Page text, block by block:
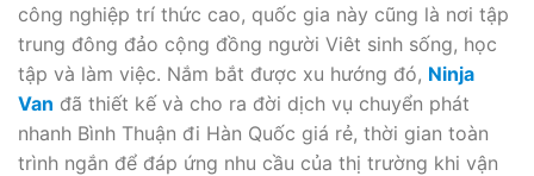
công nghiệp trí thức cao, quốc gia này cũng là nơi tập
trung đông đảo cộng đồng người Viêt sinh sống, học
tập và làm việc. Nắm bắt được xu hướng đó, Ninja
Van đã thiết kế và cho ra đời dịch vụ chuyển phát
nhanh Bình Thuận đi Hàn Quốc giá rẻ, thời gian toàn
trình ngắn để đáp ứng nhu cầu của thị trường khi vận